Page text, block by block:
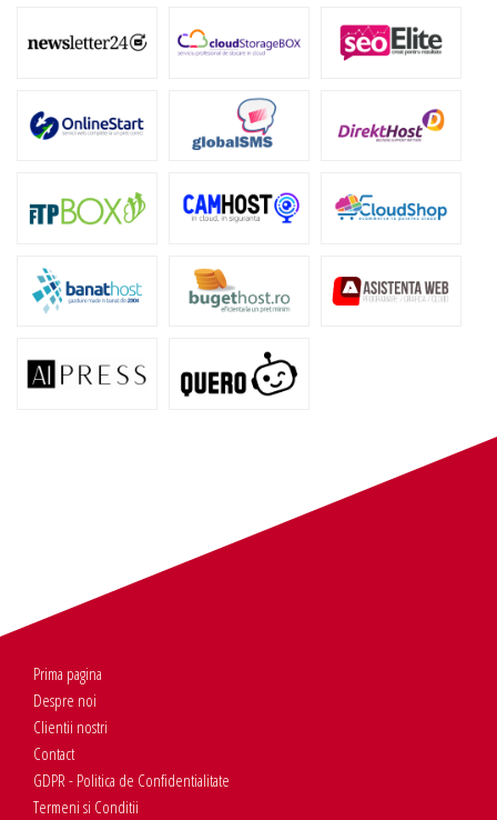
Prima pagina
Despre noi
Clientii nostri
Contact
GDPR - Politica de Confidentialitate
Termeni si Conditii